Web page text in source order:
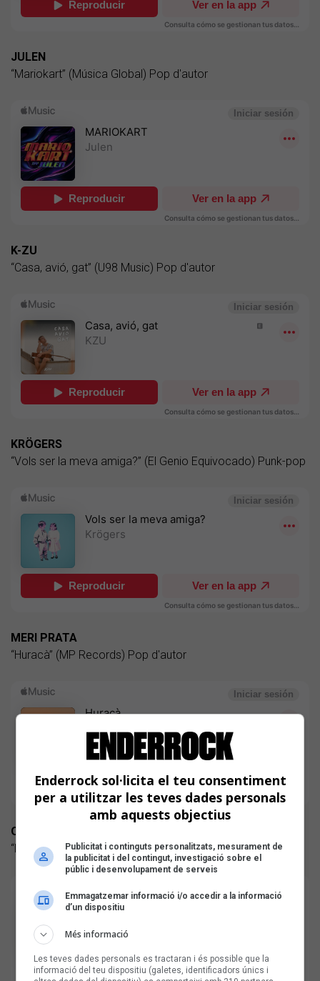
JULEN
“Mariokart” (Música Global) Pop d'autor
K-ZU
“Casa, avió, gat” (U98 Music) Pop d'autor
KRÖGERS
“Vols ser la meva amiga?” (El Genio Equivocado) Punk-pop
MERI PRATA
“Huracà” (MP Records) Pop d'autor
OLRAIT
“Desitjo que et vagi tot bé” (autoeditat) Pop-rock
Enderrock sol·licita el teu consentiment
per a utilitzar les teves dades personals
amb aquests objectius
Publicitat i continguts personalitzats, mesurament de
la publicitat i del contingut, investigació sobre el
públic i desenvolupament de serveis
Emmagatzemar informació i/o accedir a la informació
d’un dispositiu
Més informació
Les teves dades personals es tractaran i és possible que la
informació del teu dispositiu (galetes, identificadors únics i